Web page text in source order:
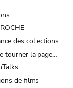
des collections
tourner la page…
de films